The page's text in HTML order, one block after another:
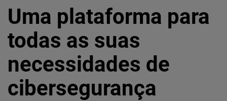
Uma plataforma para
todas as suas
necessidades de
cibersegurança